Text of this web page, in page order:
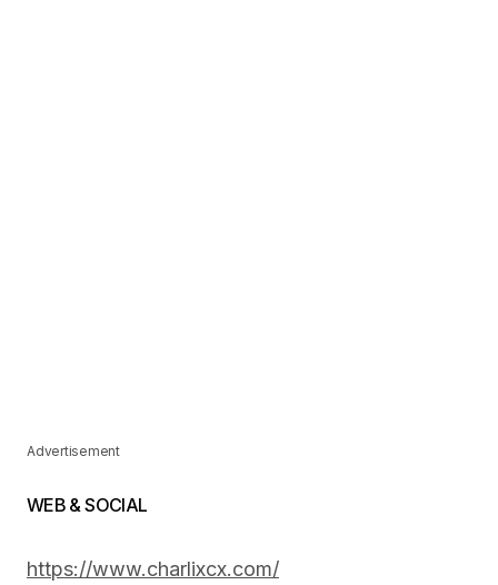
Advertisement
WEB & SOCIAL
https://www.charlixcx.com/